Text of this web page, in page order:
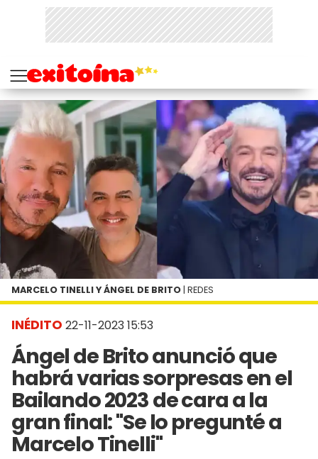
INÉDITO 22-11-2023 15:53
Ángel de Brito anunció que
habrá varias sorpresas en el
Bailando 2023 de cara a la
gran final: "Se lo pregunté a
Marcelo Tinelli"
MARCELO TINELLI Y ÁNGEL DE BRITO | REDES